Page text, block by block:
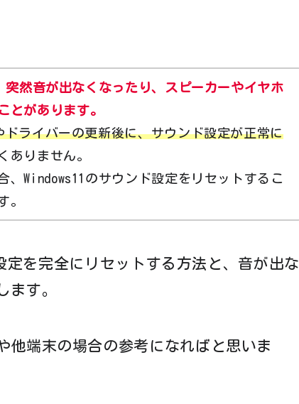
突然音が出なくなったり、スピーカーやイヤホ
とがあります。
ドライバーの更新後に、サウンド設定が正常に
ありません。
、Windows11のサウンド設定をリセットするこ
。
定を完全にリセットする方法と、音が出な
ます。
他端末の場合の参考になればと思いま